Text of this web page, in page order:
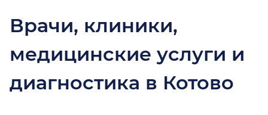
Врачи, клиники,
медицинские услуги и
диагностика в Котово